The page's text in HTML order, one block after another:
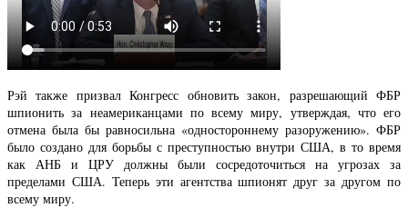
Рэй также призвал Конгресс обновить закон, разрешающий ФБР
шпионить за неамериканцами по всему миру, утверждая, что его
отмена была бы равносильна «одностороннему разоружению». ФБР
было создано для борьбы с преступностью внутри США, в то время
как АНБ и ЦРУ должны были сосредоточиться на угрозах за
пределами США. Теперь эти агентства шпионят друг за другом по
всему миру.